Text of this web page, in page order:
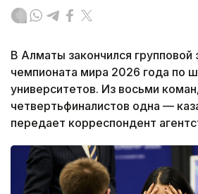
В Алматы закончился групповой
чемпионата мира 2026 года по
университетов. Из восьми
четвертьфиналистов одна —
передает корреспондент